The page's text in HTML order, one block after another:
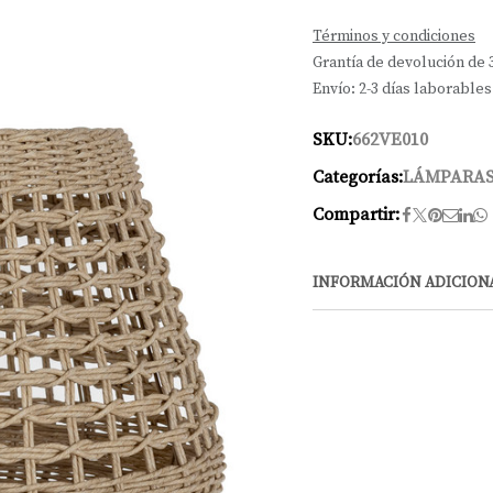
Términos y condiciones
Grantía de devolución de
Envío: 2-3 días laborables
SKU:662VE010
Categorías:
Compartir:
INFORMACIÓN